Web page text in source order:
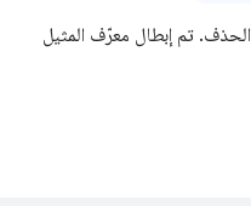
تم إبطال معرّف المثيل